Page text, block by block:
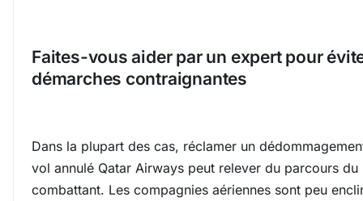
Faites-vous aider par un expert pour
démarches contraignantes
Dans la plupart des cas, réclamer un
vol annulé Qatar Airways peut relever du parcours du
combattant. Les compagnies aériennes sont peu